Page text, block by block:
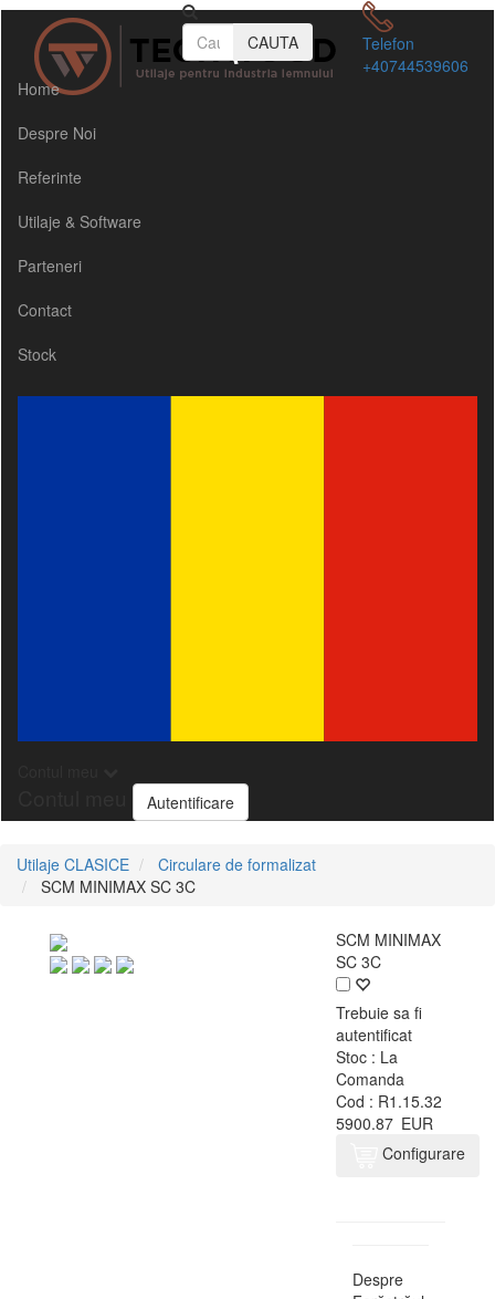
CAUTA
Telefon
+40744539606
Home
Despre Noi
Referinte
Utilaje & Software
Parteneri
Contact
Stock
Autentificare
Utilaje CLASICE
Circulare de formalizat
SCM MINIMAX SC 3C
SCM MINIMAX
SC 3C
Trebuie sa fi
autentificat
Stoc : La
Comanda
Cod : R1.15.32
5900.87 EUR
Configurare
Despre